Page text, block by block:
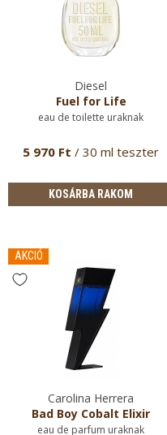
Diesel
Fuel for Life
eau de toilette uraknak
5 970 Ft / 30 ml teszter
KOSÁRBA RAKOM
AKCIÓ
Carolina Herrera
Bad Boy Cobalt Elixir
eau de parfum uraknak